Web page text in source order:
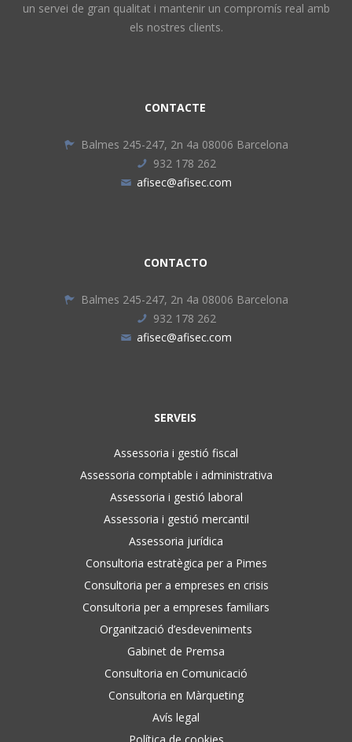
un servei de gran qualitat i mantenir un compromís real amb
els nostres clients.
CONTACTE
Balmes 245-247, 2n 4a 08006 Barcelona
932 178 262
afisec@afisec.com
CONTACTO
Balmes 245-247, 2n 4a 08006 Barcelona
932 178 262
afisec@afisec.com
SERVEIS
Assessoria i gestió fiscal
Assessoria comptable i administrativa
Assessoria i gestió laboral
Assessoria i gestió mercantil
Assessoria jurídica
Consultoria estratègica per a Pimes
Consultoria per a empreses en crisis
Consultoria per a empreses familiars
Organització d’esdeveniments
Gabinet de Premsa
Consultoria en Comunicació
Consultoria en Màrqueting
Avís legal